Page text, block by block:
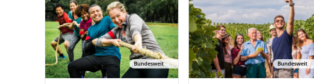
Bundesweit Bundesweit